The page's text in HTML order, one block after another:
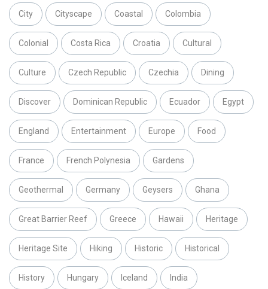
City Cityscape Coastal Colombia
Colonial Costa Rica Croatia Cultural
Culture Czech Republic Czechia Dining
Discover Dominican Republic Ecuador Egypt
England Entertainment Europe Food
France French Polynesia Gardens
Geothermal Germany Geysers Ghana
Great Barrier Reef Greece Hawaii Heritage
Heritage Site Hiking Historic Historical
History Hungary Iceland India